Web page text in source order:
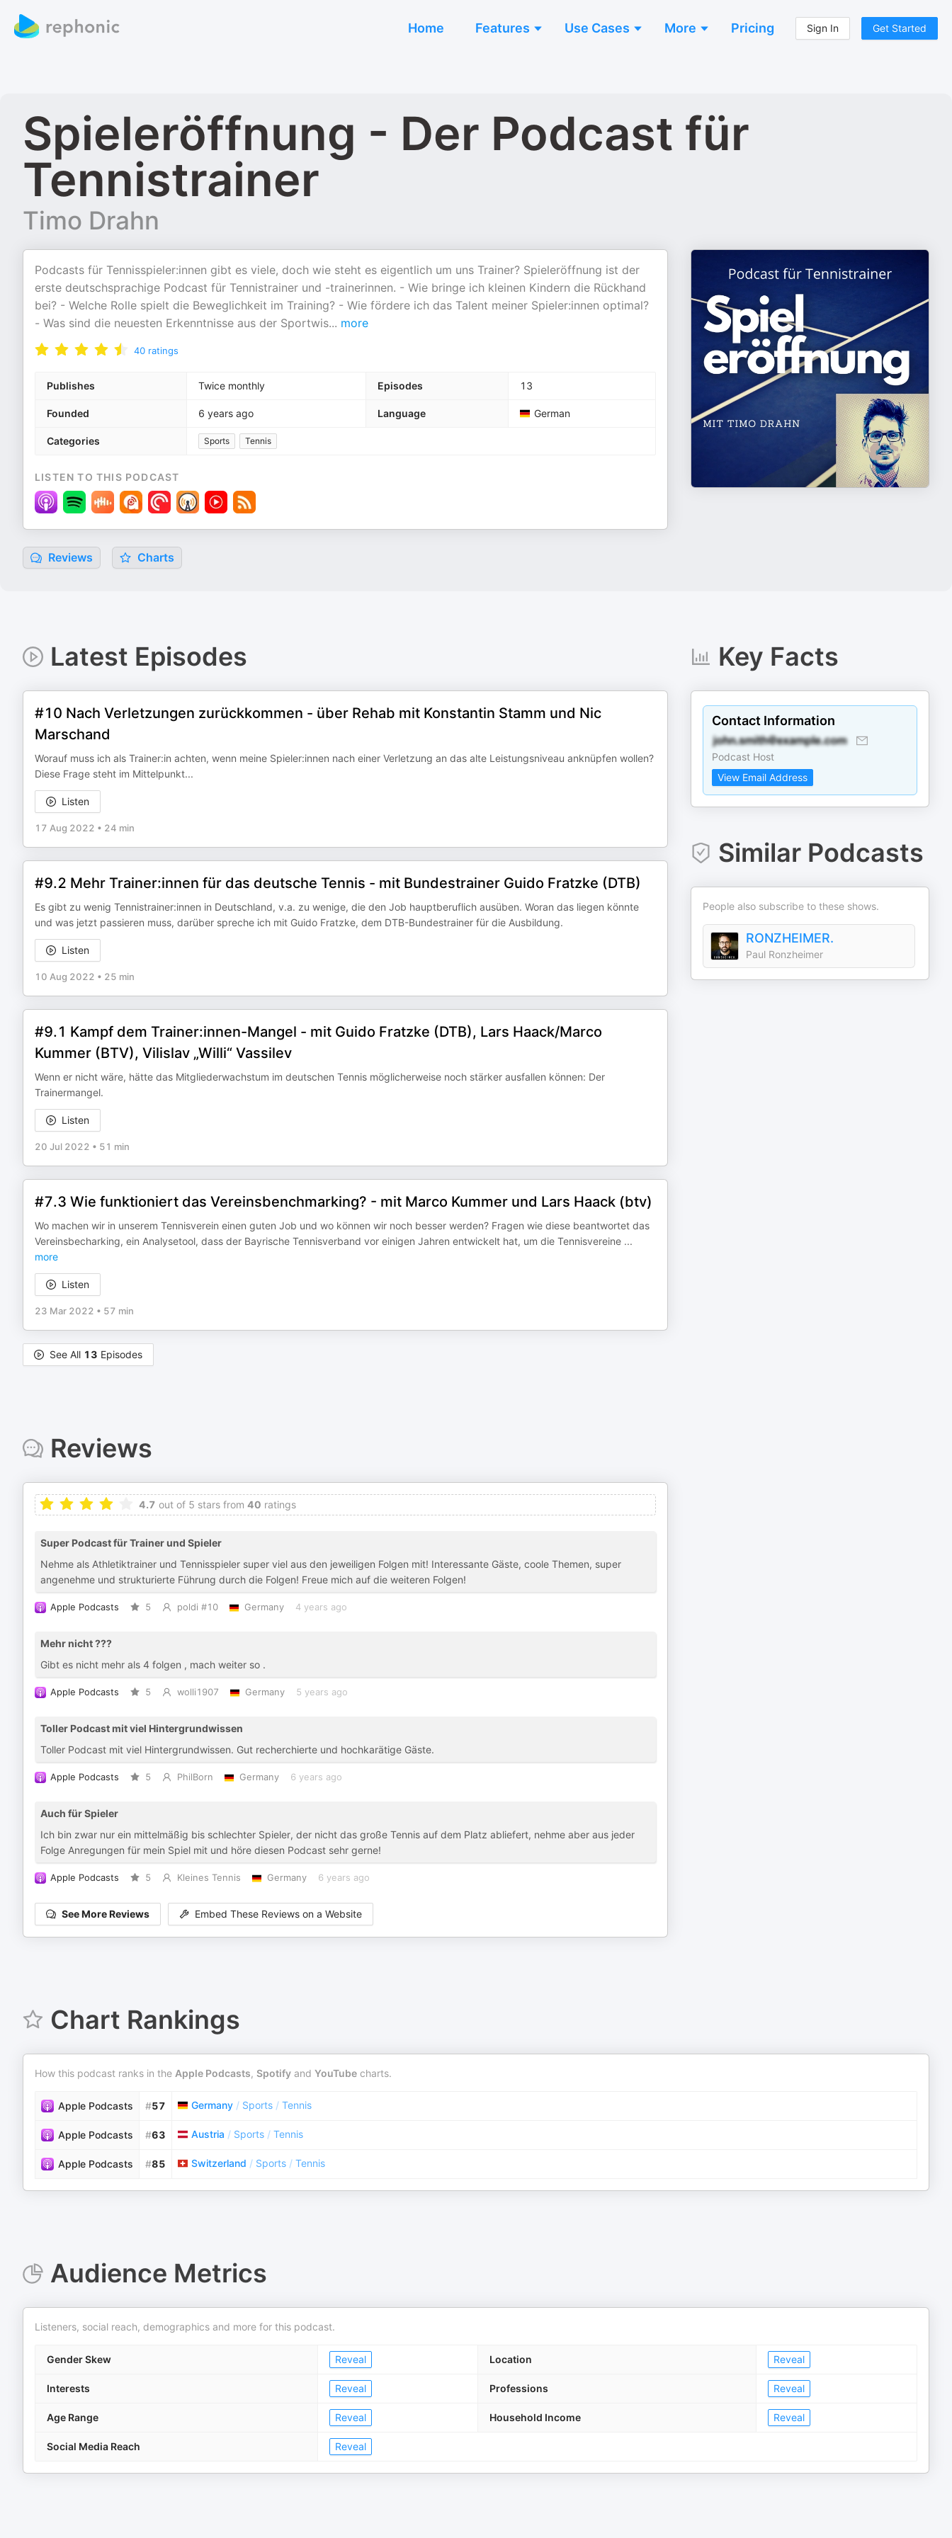
Home Features Use Cases More Pricing Sign In Get Started
Spieleröffnung - Der Podcast für
Tennistrainer
Timo Drahn
Podcasts für Tennisspieler:innen gibt es viele, doch wie steht es eigentlich um uns Trainer? Spieleröffnung ist der
erste deutschsprachige Podcast für Tennistrainer und -trainerinnen. - Wie bringe ich kleinen Kindern die Rückhand
bei? - Welche Rolle spielt die Beweglichkeit im Training? - Wie fördere ich das Talent meiner Spieler:innen optimal?
- Was sind die neuesten Erkenntnisse aus der Sportwis... more
40 ratings
Publishes Twice monthly Episodes 13
Founded 6 years ago Language German
Categories Sports Tennis
LISTEN TO THIS PODCAST
Reviews Charts
Latest Episodes
#10 Nach Verletzungen zurückkommen - über Rehab mit Konstantin Stamm und Nic
Marschand
Worauf muss ich als Trainer:in achten, wenn meine Spieler:innen nach einer Verletzung an das alte Leistungsniveau anknüpfen wollen?
Diese Frage steht im Mittelpunkt...
Listen
17 Aug 2022 • 24 min
#9.2 Mehr Trainer:innen für das deutsche Tennis - mit Bundestrainer Guido Fratzke (DTB)
Es gibt zu wenig Tennistrainer:innen in Deutschland, v.a. zu wenige, die den Job hauptberuflich ausüben. Woran das liegen könnte
und was jetzt passieren muss, darüber spreche ich mit Guido Fratzke, dem DTB-Bundestrainer für die Ausbildung.
Listen
10 Aug 2022 • 25 min
#9.1 Kampf dem Trainer:innen-Mangel - mit Guido Fratzke (DTB), Lars Haack/Marco
Kummer (BTV), Vilislav „Willi“ Vassilev
Wenn er nicht wäre, hätte das Mitgliederwachstum im deutschen Tennis möglicherweise noch stärker ausfallen können: Der
Trainermangel.
Listen
20 Jul 2022 • 51 min
#7.3 Wie funktioniert das Vereinsbenchmarking? - mit Marco Kummer und Lars Haack (btv)
Wo machen wir in unserem Tennisverein einen guten Job und wo können wir noch besser werden? Fragen wie diese beantwortet das
Vereinsbecharking, ein Analysetool, dass der Bayrische Tennisverband vor einigen Jahren entwickelt hat, um die Tennisvereine ...
more
Listen
23 Mar 2022 • 57 min
See All 13 Episodes
Key Facts
Contact Information
Podcast Host
View Email Address
Similar Podcasts
People also subscribe to these shows.
RONZHEIMER.
Paul Ronzheimer
Reviews
4.7 out of 5 stars from 40 ratings
Super Podcast für Trainer und Spieler
Nehme als Athletiktrainer und Tennisspieler super viel aus den jeweiligen Folgen mit! Interessante Gäste, coole Themen, super
angenehme und strukturierte Führung durch die Folgen! Freue mich auf die weiteren Folgen!
Apple Podcasts 5 poldi #10 Germany 4 years ago
Mehr nicht ???
Gibt es nicht mehr als 4 folgen , mach weiter so .
Apple Podcasts 5 wolli1907 Germany 5 years ago
Toller Podcast mit viel Hintergrundwissen
Toller Podcast mit viel Hintergrundwissen. Gut recherchierte und hochkarätige Gäste.
Apple Podcasts 5 PhilBorn Germany 6 years ago
Auch für Spieler
Ich bin zwar nur ein mittelmäßig bis schlechter Spieler, der nicht das große Tennis auf dem Platz abliefert, nehme aber aus jeder
Folge Anregungen für mein Spiel mit und höre diesen Podcast sehr gerne!
Apple Podcasts 5 Kleines Tennis Germany 6 years ago
See More Reviews Embed These Reviews on a Website
Chart Rankings
How this podcast ranks in the Apple Podcasts, Spotify and YouTube charts.
Apple Podcasts #57 Germany / Sports / Tennis
Apple Podcasts #63 Austria / Sports / Tennis
Apple Podcasts #85 Switzerland / Sports / Tennis
Audience Metrics
Listeners, social reach, demographics and more for this podcast.
Gender Skew Reveal Location Reveal
Interests Reveal Professions Reveal
Age Range Reveal Household Income Reveal
Social Media Reach Reveal